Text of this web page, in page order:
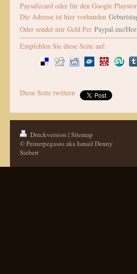
Paysafecard oder für den Google
Die Adresse ist hier vorhanden
Oder sendet mir Geld Per Paypal.me/
Empfehlen Sie diese Seite auf:
Diese Seite twittern
Druckversion | Sitemap
© Peinerpegasus aka Ismail Denny
Siebert